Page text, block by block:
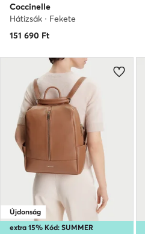
Coccinelle
Hátizsák · Fekete
151 690 Ft
extra 15% Kód: SUMMER
Újdonság